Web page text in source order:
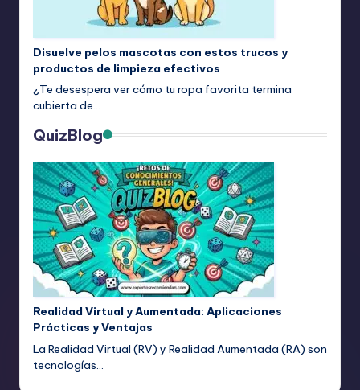
Disuelve pelos mascotas con estos trucos y
productos de limpieza efectivos
¿Te desespera ver cómo tu ropa favorita termina
cubierta de…
QuizBlog
Realidad Virtual y Aumentada: Aplicaciones
Prácticas y Ventajas
La Realidad Virtual (RV) y Realidad Aumentada (RA) son
tecnologías…